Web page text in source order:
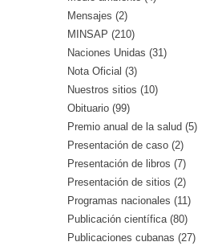
Mensajes (2)
MINSAP (210)
Naciones Unidas (31)
Nota Oficial (3)
Nuestros sitios (10)
Obituario (99)
Premio anual de la salud (5)
Presentación de caso (2)
Presentación de libros (7)
Presentación de sitios (2)
Programas nacionales (11)
Publicación científica (80)
Publicaciones cubanas (27)